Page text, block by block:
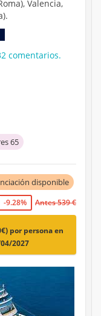
Valencia,
comentarios.
65
disponible
-9.28% Antes 539 €
por persona en
2027